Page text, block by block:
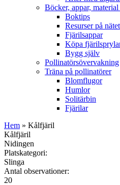
Böcker, appar,
Boktips
Resurser på nätet
Fjärilsappar
Köpa
Bygg själv
Pollinatörsövervakning
Träna på pollinatörer
Blomflugor
Humlor
Solitärbin
Fjärilar
Hem » Kålfjäril
Kålfjäril
Nidingen
Platskategori:
Slinga
Antal observationer:
20